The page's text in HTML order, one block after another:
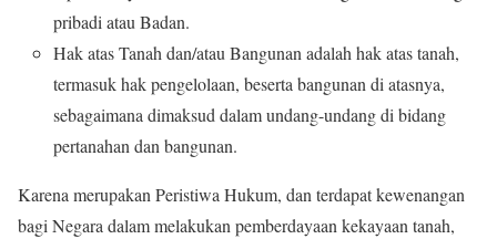
pribadi atau Badan.
Hak atas Tanah dan/atau Bangunan adalah hak atas tanah,
termasuk hak pengelolaan, beserta bangunan di atasnya,
sebagaimana dimaksud dalam undang-undang di bidang
pertanahan dan bangunan.
Karena merupakan Peristiwa Hukum, dan terdapat kewenangan
bagi Negara dalam melakukan pemberdayaan kekayaan tanah,